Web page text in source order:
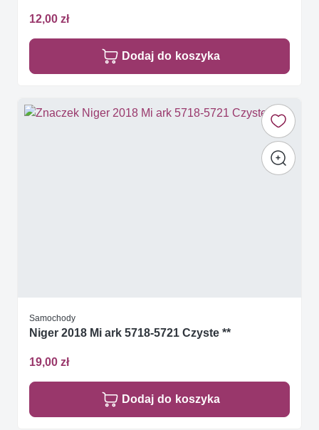
12,00 zł
Dodaj do koszyka
Samochody
Niger 2018 Mi ark 5718-5721 Czyste **
19,00 zł
Dodaj do koszyka